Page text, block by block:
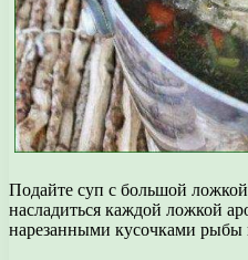
Подайте суп с большой
насладиться каждой ложкой
нарезанными кусочками рыбы